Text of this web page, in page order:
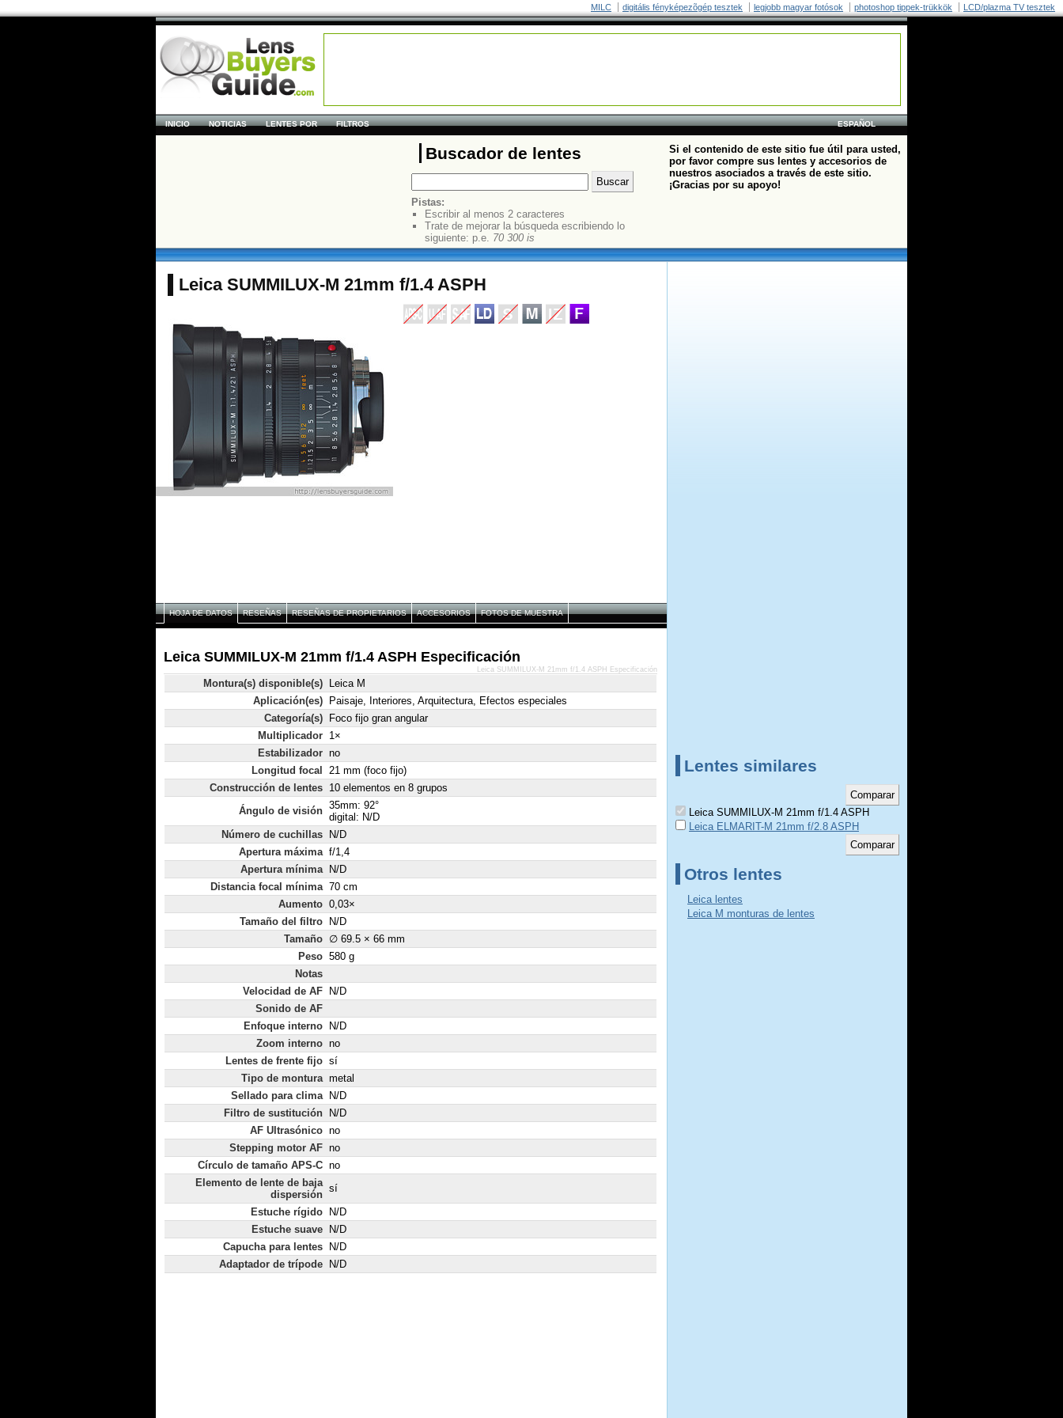
MILC digitális fényképezõgép tesztek legjobb magyar fotósok photoshop tippek-trükkök LCD/plazma TV tesztek
ESPAÑOL
INICIO NOTICIAS LENTES POR FILTROS
Buscador de lentes
Pistas:
Escribir al menos 2 caracteres
Trate de mejorar la búsqueda escribiendo lo
siguiente: p.e. 70 300 is
Si el contenido de este sitio fue útil para usted,
por favor compre sus lentes y accesorios de
nuestros asociados a través de este sitio.
¡Gracias por su apoyo!
Leica SUMMILUX-M 21mm f/1.4 ASPH
HOJA DE DATOS RESEÑAS RESEÑAS DE PROPIETARIOS ACCESORIOS FOTOS DE MUESTRA
Leica SUMMILUX-M 21mm f/1.4 ASPH Especificación
Montura(s) disponible(s)
Leica M
Aplicación(es)
Paisaje, Interiores, Arquitectura, Efectos especiales
Categoría(s)
Foco fijo gran angular
Multiplicador 1×
Estabilizador no
Longitud focal
21 mm (foco fijo)
Construcción de lentes 10 elementos en 8 grupos
Ángulo de visión 35mm: 92°
digital: N/D
Número de cuchillas
N/D
Apertura máxima f/1,4
Apertura mínima
N/D
Distancia focal mínima 70 cm
Aumento 0,03×
Tamaño del filtro
N/D
Tamaño ∅ 69.5 × 66 mm
Peso 580 g
Notas
Velocidad de AF
N/D
Sonido de AF
Enfoque interno
N/D
Zoom interno no
Lentes de frente fijo sí
Tipo de montura metal
Sellado para clima
N/D
Filtro de sustitución
N/D
AF Ultrasónico no
Stepping motor AF no
Círculo de tamaño APS-C no
Elemento de lente de baja
dispersión
sí
Estuche rígido
N/D
Estuche suave
N/D
Capucha para lentes
N/D
Adaptador de trípode
N/D
Leica SUMMILUX-M 21mm f/1.4 ASPH Especificación
Lentes similares
Leica SUMMILUX-M 21mm f/1.4 ASPH
Leica ELMARIT-M 21mm f/2.8 ASPH
Otros lentes
Leica lentes
Leica M monturas de lentes